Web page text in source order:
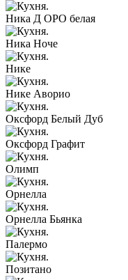
Ника Д ОРО белая
Ника Ноче
Нике
Нике Аворио
Оксфорд Белый Дуб
Оксфорд Графит
Олимп
Орнелла
Орнелла Бьянка
Палермо
Позитано